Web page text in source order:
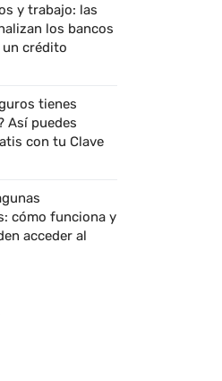
y trabajo: las
los bancos
crédito
tienes
Así puedes
con tu Clave
cómo funciona y
acceder al